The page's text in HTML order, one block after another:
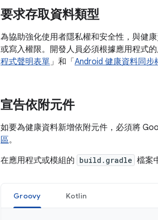
要求存取資料類型
為協助強化使用者隱私權和安全性，與健
或寫入權限。開發人員必須根據應用程式
程式聲明表單」和「 Android 健康資料同步
宣告依附元件
如要為健康資料新增依附元件，必須將
區。
在應用程式或模組的 build.gradle 檔案
Groovy Kotlin